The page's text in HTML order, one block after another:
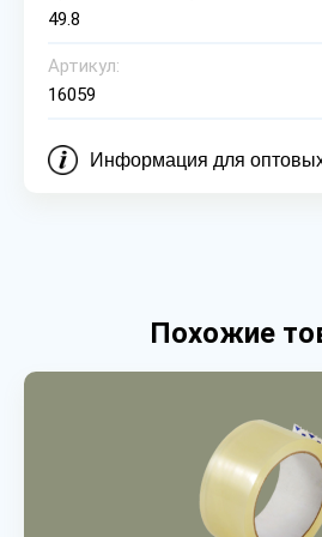
49.8
Артикул:
16059
Информация для
Похожие